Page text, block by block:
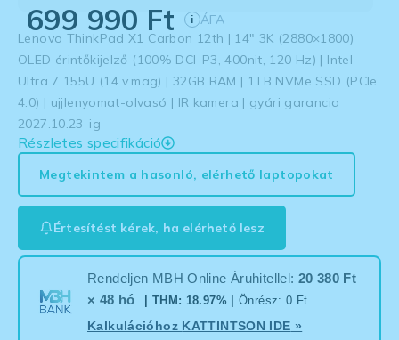
699 990 Ft i ÁFA
Lenovo ThinkPad X1 Carbon 12th | 14″ 3K (2880×1800)
OLED érintőkijelző (100% DCI-P3, 400nit, 120 Hz) | Intel
Ultra 7 155U (14 v.mag) | 32GB RAM | 1TB NVMe SSD (PCIe
4.0) | ujjlenyomat-olvasó | IR kamera | gyári garancia
2027.10.23-ig
Részletes specifikáció
Megtekintem a hasonló, elérhető laptopokat
Értesítést kérek, ha elérhető lesz
Rendeljen MBH Online Áruhitellel: 20 380 Ft
× 48 hó
| THM: 18.97% | Önrész: 0 Ft
Kalkulációhoz KATTINTSON IDE »